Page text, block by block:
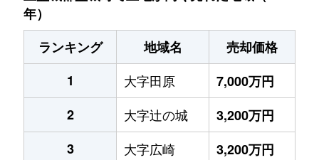
年）
ランキング
地域名
売却価格
1
大字田原
7,000万円
2
大字辻の城
3,200万円
3
大字広崎
3,200万円